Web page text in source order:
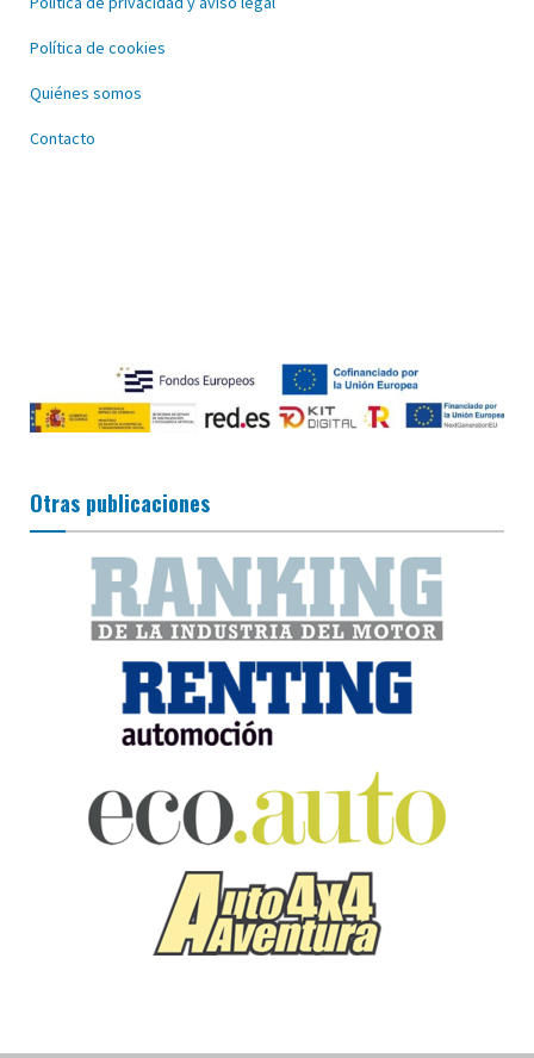
Política de cookies
Quiénes somos
Contacto
Otras publicaciones